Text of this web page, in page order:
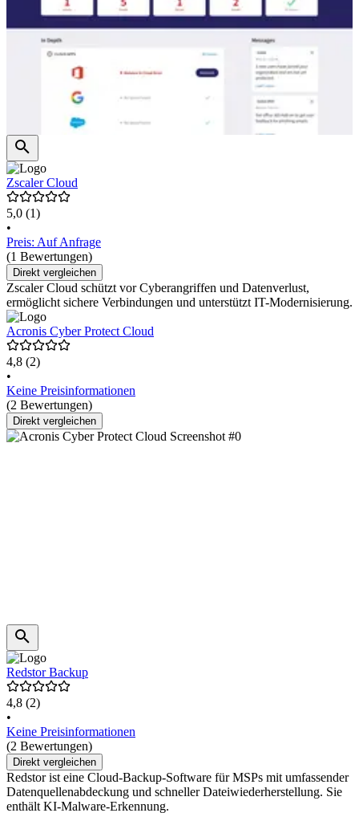
Zscaler Cloud
5,0 (1)
•
Preis: Auf Anfrage
(1 Bewertungen)
Direkt vergleichen
Zscaler Cloud schützt vor Cyberangriffen und Datenverlust,
ermöglicht sichere Verbindungen und unterstützt IT-Modernisierung.
Acronis Cyber Protect Cloud
4,8 (2)
•
Keine Preisinformationen
(2 Bewertungen)
Direkt vergleichen
Redstor Backup
4,8 (2)
•
Keine Preisinformationen
(2 Bewertungen)
Direkt vergleichen
Redstor ist eine Cloud-Backup-Software für MSPs mit umfassender
Datenquellenabdeckung und schneller Dateiwiederherstellung. Sie
enthält KI-Malware-Erkennung.